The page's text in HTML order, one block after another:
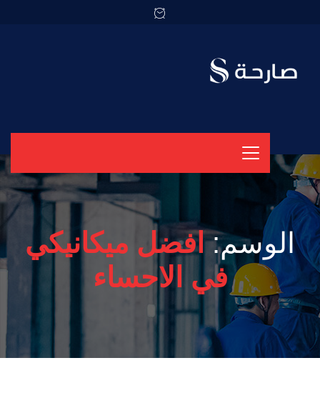
الوسم:افضل ميكانيكي
في الاحساء